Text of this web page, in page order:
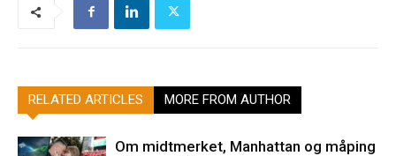
RELATED ARTICLES MORE FROM AUTHOR
Om midtmerket, Manhattan og måping